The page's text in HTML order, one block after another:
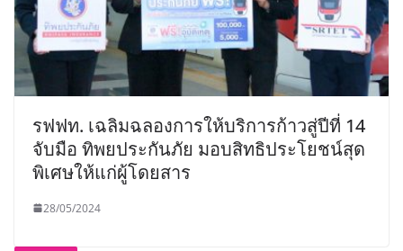
รฟฟท. เฉลิมฉลองการให้บริการก้าวสู่ปีที่ 14
จับมือ ทิพยประกันภัย มอบสิทธิประโยชน์สุด
พิเศษให้แก่ผู้โดยสาร
28/05/2024